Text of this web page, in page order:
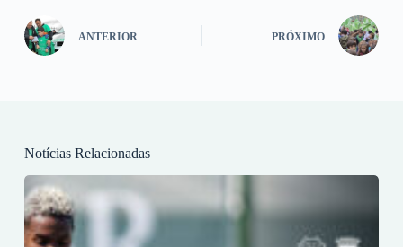
ANTERIOR PRÓXIMO
Notícias Relacionadas